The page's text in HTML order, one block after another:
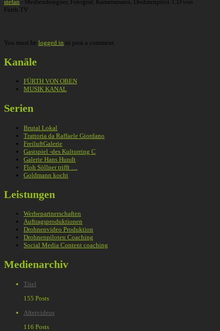
stefan - Mediendesigner, Fotograf, Kameramann, Drohnenpilot. CD von
Fürth.TV
You must be logged in to post a comment.
Kanäle
FÜRTH VON OBEN
MUSIK KANAL
Serien
Brutal Lokal
Trattoria da Raffaele Giordano
FreiluftGalerie
Gastspiel -des Kulturring C
Galerie Hans Hundt
Floh Söllner trifft …
Goldmann kocht
Leistungen
Werbepartnerschaften
Auftragsproduktionen
Drohnenvideo Produktion
Drohnenpiloten Coaching
Social Media Content coaching
Medienarchiv
Titel
155 Posts
Aftervideos
116 Posts